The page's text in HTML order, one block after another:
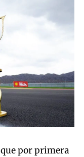
por primera